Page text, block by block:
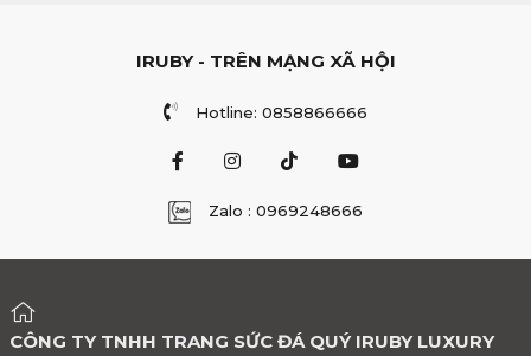
IRUBY - TRÊN MẠNG XÃ HỘI
Hotline: 0858866666
Zalo : 0969248666
CÔNG TY TNHH TRANG SỨC ĐÁ QUÝ IRUBY LUXURY